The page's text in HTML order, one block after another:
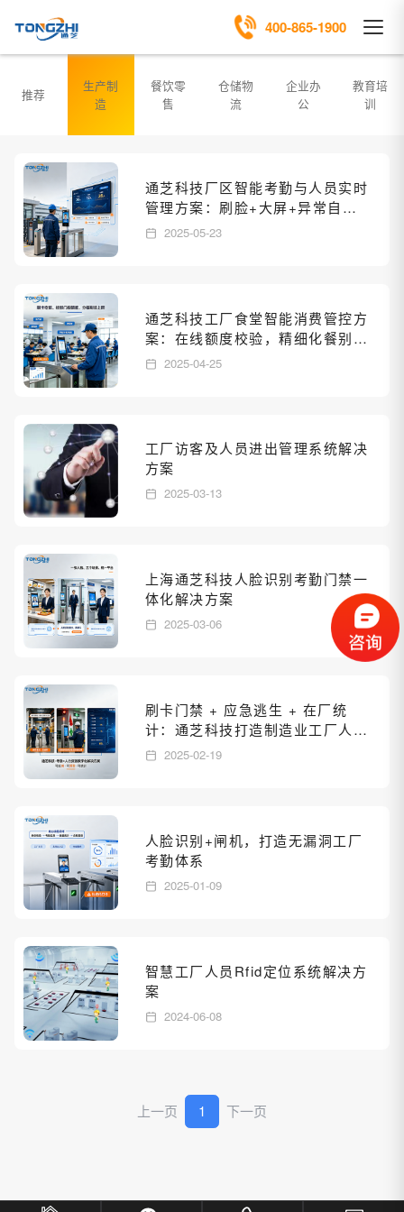
400-865-1900
推荐
生产制
造
餐饮零
售
仓储物
流
企业办
公
教育培
训
通芝科技厂区智能考勤与人员实时
管理方案：刷脸+大屏+异常自动
预警2025-05-23
通芝科技工厂食堂智能消费管控方
案：在线额度校验，精细化餐别与
部门预算管理
2025-04-25
工厂访客及人员进出管理系统解决
方案
2025-03-13
上海通芝科技人脸识别考勤门禁一
体化解决方案
2025-03-06
刷卡门禁 + 应急逃生 + 在厂统
计：通芝科技打造制造业工厂人员
一体化管理新范式
2025-02-19
人脸识别+闸机，打造无漏洞工厂
考勤体系
2025-01-09
智慧工厂人员Rfid定位系统解决方
案
2024-06-08
上一页 1 下一页